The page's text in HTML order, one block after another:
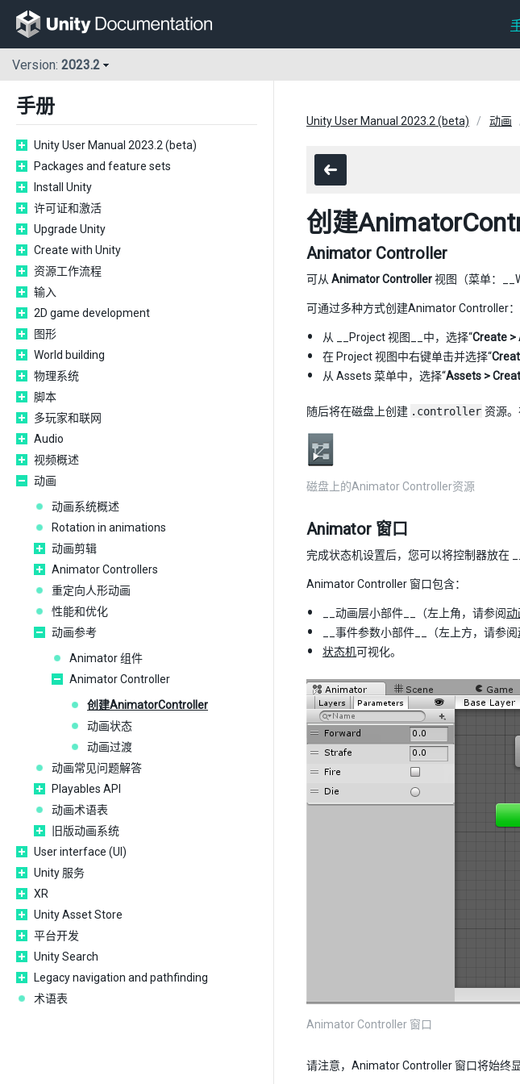
Version: 2023.2
手册
Unity User Manual 2023.2 (beta)
Packages and feature sets
Install Unity
许可证和激活
Upgrade Unity
Create with Unity
资源工作流程
输入
2D game development
图形
World building
物理系统
脚本
多玩家和联网
Audio
视频概述
动画
动画系统概述
Rotation in animations
动画剪辑
Animator Controllers
重定向人形动画
性能和优化
动画参考
Animator 组件
Animator Controller
创建AnimatorController
动画状态
动画过渡
动画常见问题解答
Playables API
动画术语表
旧版动画系统
User interface (UI)
Unity 服务
XR
Unity Asset Store
平台开发
Unity Search
Legacy navigation and pathfinding
术语表
Unity User Manual 2023.2 (beta) 动画
创建
Animator Controller
可从 Animator Controller视图（菜单：
可通过多种方式创建Animator Controller：
从 __Project 视图__中，选择“Create >
在 Project 视图中右键单击并选择“
从 Assets 菜单中，选择“Assets >
随后将在磁盘上创建 .controller 资源
磁盘上的Animator Controller资源
Animator 窗口
完成状态机设置后，您可以将控制器放在
Animator Controller 窗口包含：
__动画层小部件__（左上角，请参阅动
__事件参数小部件__（左上方，请参阅
状态机可视化。
Animator Controller 窗口
请注意，Animator Controller 窗口将始终